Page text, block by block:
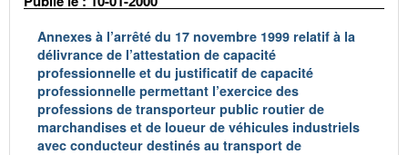
Annexes à l’arrêté du 17 novembre 1999 relatif à la
délivrance de l’attestation de capacité
professionnelle et du justificatif de capacité
professionnelle permettant l’exercice des
professions de transporteur public routier de
marchandises et de loueur de véhicules industriels
avec conducteur destinés au transport de